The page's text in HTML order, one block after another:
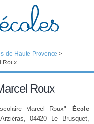
de-Haute-Provence >
Roux
Roux
Marcel Roux",
École
04420 Le Brusquet,